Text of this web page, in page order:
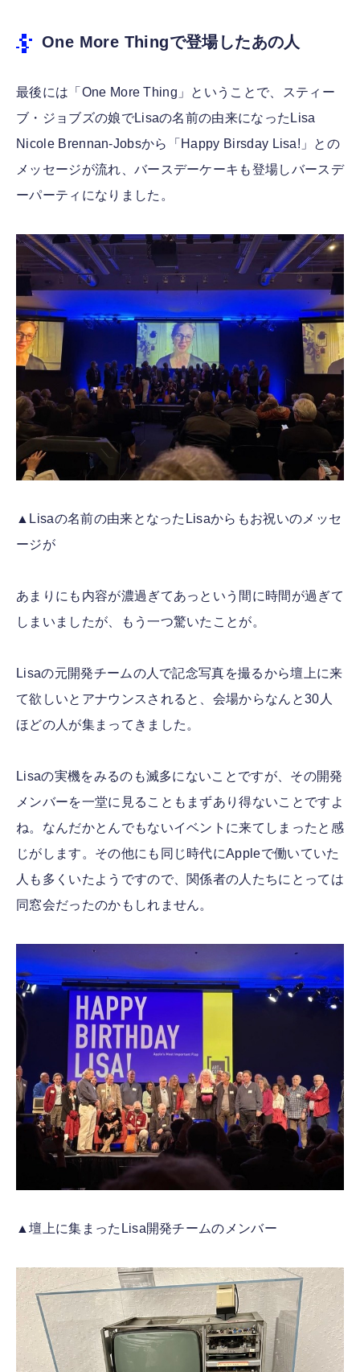
One More Thingで登場したあの人
最後には「One More Thing」ということで、スティー
ブ・ジョブズの娘でLisaの名前の由来になったLisa
Nicole Brennan-Jobsから「Happy Birsday Lisa!」との
メッセージが流れ、バースデーケーキも登場しバースデ
ーパーティになりました。
▲Lisaの名前の由来となったLisaからもお祝いのメッセ
ージが
あまりにも内容が濃過ぎてあっという間に時間が過ぎて
しまいましたが、もう一つ驚いたことが。
Lisaの元開発チームの人で記念写真を撮るから壇上に来
て欲しいとアナウンスされると、会場からなんと30人
ほどの人が集まってきました。
Lisaの実機をみるのも滅多にないことですが、その開発
メンバーを一堂に見ることもまずあり得ないことですよ
ね。なんだかとんでもないイベントに来てしまったと感
じがします。その他にも同じ時代にAppleで働いていた
人も多くいたようですので、関係者の人たちにとっては
同窓会だったのかもしれません。
▲壇上に集まったLisa開発チームのメンバー